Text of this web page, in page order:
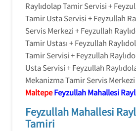
Raylıdolap Tamir Servisi +
Tamir Usta Servisi + Feyzullah
Servis Merkezi + Feyzullah
Tamir Ustası + Feyzullah
Tamir Servisi + Feyzullah
Usta Servisi + Feyzullah
Mekanizma Tamir Servis Merkezi
MaltepeFeyzullah Mahallesi
Feyzullah Mahallesi
Tamiri